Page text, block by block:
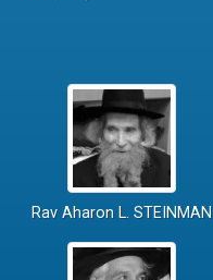
Rav Aharon L. STEINMAN